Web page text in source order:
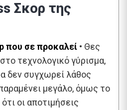
Σκορ της
που σε προκαλεί • Θες
τεχνολογικό γύρισμα,
δεν συγχωρεί λάθος
μεγάλο, όμως το
οι αποτιμήσεις